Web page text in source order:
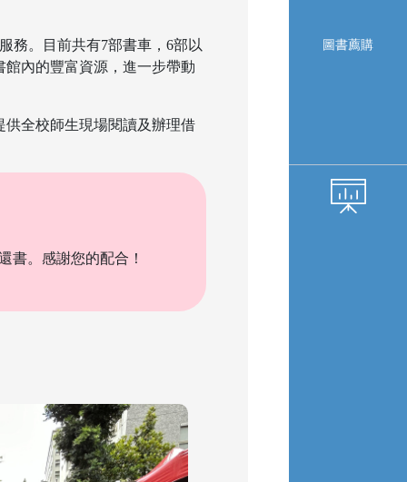
圖書薦購
務。目前共有7部書車，6部以
內的豐富資源，進一步帶動
全校師生現場閱讀及辦理借
書。感謝您的配合！